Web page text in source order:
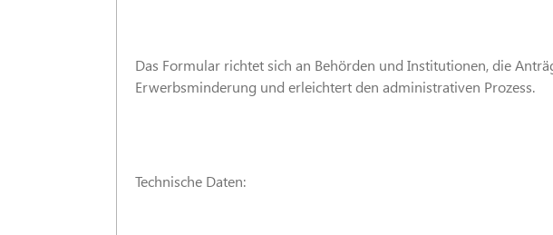
Das Formular richtet sich an Behörden und Institutionen, die
Erwerbsminderung und erleichtert den administrativen Prozess.
Technische Daten: